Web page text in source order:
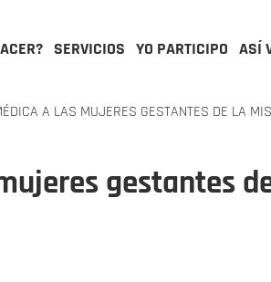
SERVICIOS YO PARTICIPO ASÍ
A LAS MUJERES GESTANTES DE LA
gestantes